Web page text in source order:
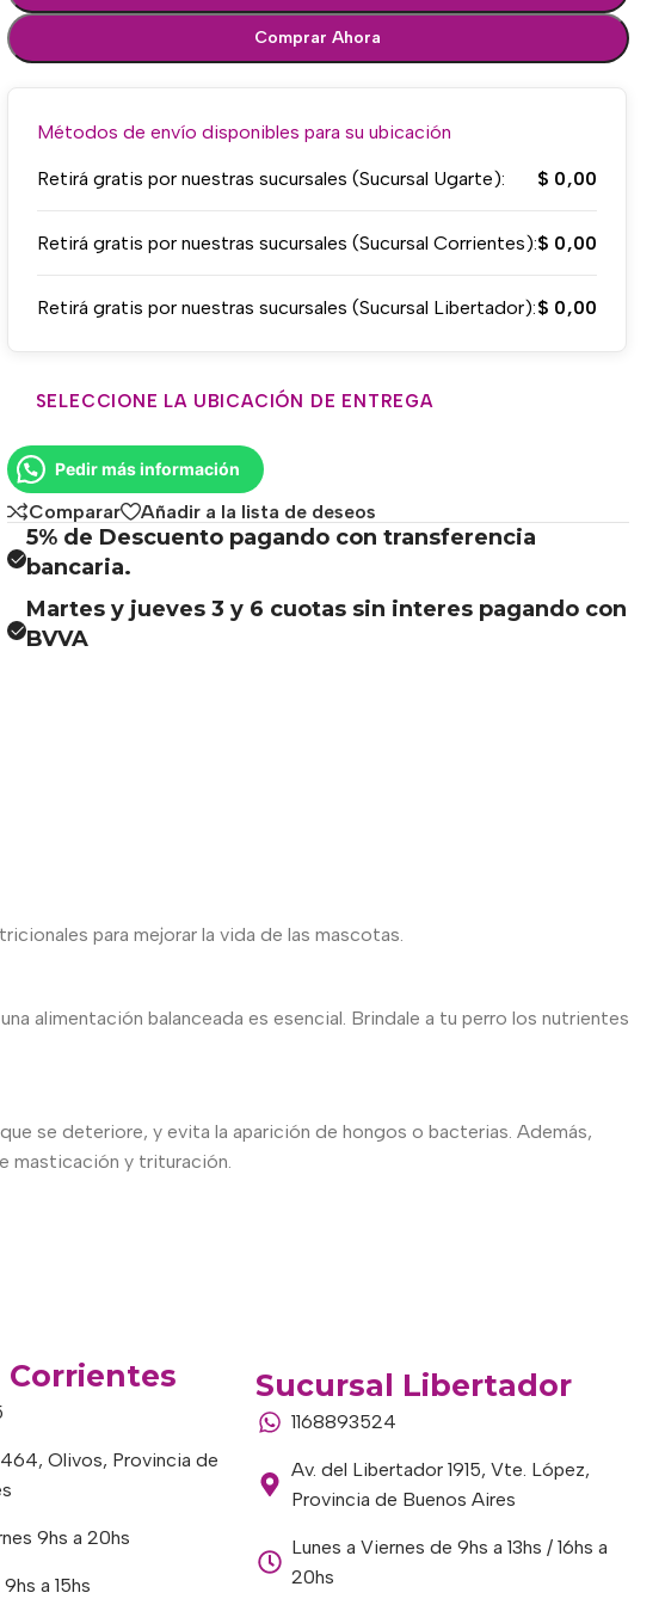
Comprar Ahora
Métodos de envío disponibles para su ubicación
Retirá gratis por nuestras sucursales (Sucursal Ugarte): $ 0,00
Retirá gratis por nuestras sucursales (Sucursal Corrientes):$ 0,00
Retirá gratis por nuestras sucursales (Sucursal Libertador):$ 0,00
SELECCIONE LA UBICACIÓN DE ENTREGA
Pedir más información
Comparar Añadir a la lista de deseos
5% de Descuento pagando con transferencia
bancaria.
Martes y jueves 3 y 6 cuotas sin interes pagando con
BVVA
para mejorar la vida de las mascotas.
alimentación balanceada es esencial. Brindale a tu perro los nutrientes
se deteriore, y evita la aparición de hongos o bacterias. Además,
masticación y trituración.
Corrientes
Olivos, Provincia de
9hs a 20hs
a 15hs
Sucursal Libertador
1168893524
Av. del Libertador 1915, Vte. López,
Provincia de Buenos Aires
Lunes a Viernes de 9hs a 13hs / 16hs a
20hs